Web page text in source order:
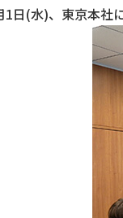
日(水)、東京本社